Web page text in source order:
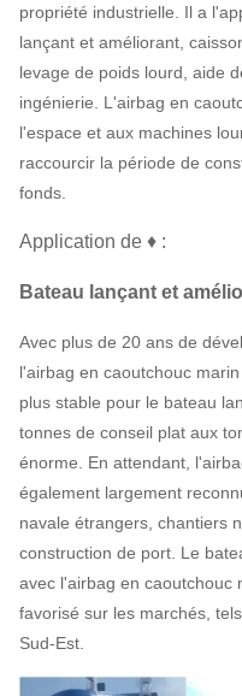
propriété industrielle. Il a
lançant et améliorant,
levage de poids lourd, aide
ingénierie. L'airbag en
l'espace et aux machines
raccourcir la période de
fonds.
Application de ♦ :
Bateau lançant et
Avec plus de 20 ans de
l'airbag en caoutchouc
plus stable pour le bateau
tonnes de conseil plat aux
énorme. En attendant,
également largement
navale étrangers, chantiers
construction de port. Le
avec l'airbag en caoutchouc
favorisé sur les marchés,
Sud-Est.